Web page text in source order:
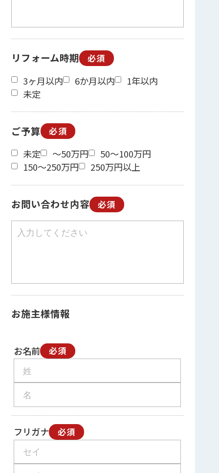
リフォーム時期 必須
3ヶ月以内 6か月以内
1年以内
未定
ご予算 必須
未定 ～50万円
50～100万円
150～250万円
250万円以上
お問い合わせ内容 必須
お施主様情報
お名前 必須
フリガナ 必須